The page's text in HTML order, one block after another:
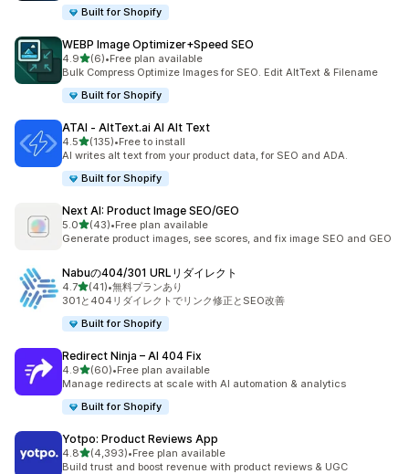
Built for Shopify
WEBP Image Optimizer+Speed SEO
4.95つ星中
(6)
合計レビュー数：6件
•Free plan available
Bulk Compress Optimize Images for SEO. Edit AltText & Filename
Built for Shopify
ATAI ‑ AltText.ai AI Alt Text
4.55つ星中
(135)
合計レビュー数：135件
•Free to install
AI writes alt text from your product data, for SEO and ADA.
Built for Shopify
Next AI: Product Image SEO/GEO
5.05つ星中
(43)
合計レビュー数：43件
•Free plan available
Generate product images, see scores, and fix image SEO and GEO
Nabuの404/301 URLリダイレクト
4.75つ星中
(41)
合計レビュー数：41件
•無料プランあり
301と404リダイレクトでリンク修正とSEO改善
Built for Shopify
Redirect Ninja – AI 404 Fix
4.95つ星中
(60)
合計レビュー数：60件
•Free plan available
Manage redirects at scale with AI automation & analytics
Built for Shopify
Yotpo: Product Reviews App
4.85つ星中
(4,393)
合計レビュー数：4393件
•Free plan available
Build trust and boost revenue with product reviews & UGC